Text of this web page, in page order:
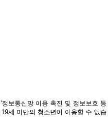
보통신망 이용 촉진 및 정보보호 등
세 미만의 청소년이 이용할 수 없습